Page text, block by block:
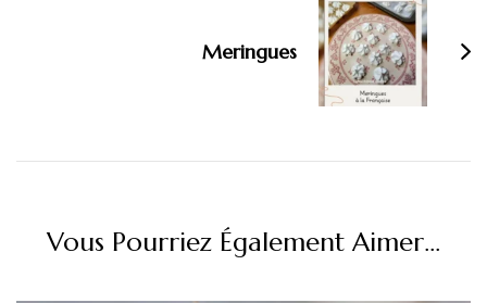
Meringues
Vous Pourriez Également Aimer...